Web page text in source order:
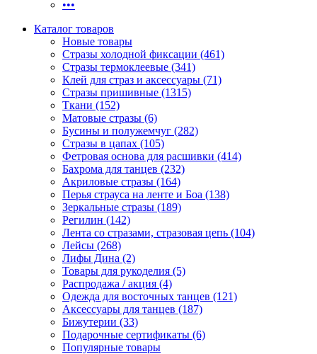
•••
Каталог товаров
Новые товары
Стразы холодной фиксации (461)
Стразы термоклеевые (341)
Клей для страз и аксессуары (71)
Стразы пришивные (1315)
Ткани (152)
Матовые стразы (6)
Бусины и полужемчуг (282)
Стразы в цапах (105)
Фетровая основа для расшивки (414)
Бахрома для танцев (232)
Акриловые стразы (164)
Перья страуса на ленте и Боа (138)
Зеркальные стразы (189)
Регилин (142)
Лента со стразами, стразовая цепь (104)
Лейсы (268)
Лифы Дина (2)
Товары для рукоделия (5)
Распродажа / акция (4)
Одежда для восточных танцев (121)
Аксессуары для танцев (187)
Бижутерии (33)
Подарочные сертификаты (6)
Популярные товары